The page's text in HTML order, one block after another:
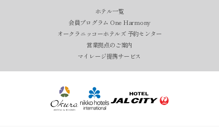
ホテル一覧
会員プログラム One Harmony
オークラニッコーホテルズ 予約センター
営業拠点のご案内
マイレージ提携サービス